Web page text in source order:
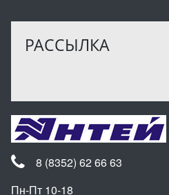
РАССЫЛКА
8 (8352) 62 66 63
Пн-Пт 10-18